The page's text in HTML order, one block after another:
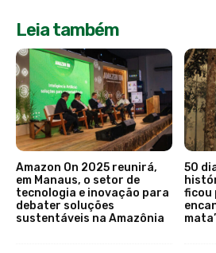
Leia também
Amazon On 2025 reunirá,
em Manaus, o setor de
tecnologia e inovação para
debater soluções
sustentáveis na Amazônia
50
ficou